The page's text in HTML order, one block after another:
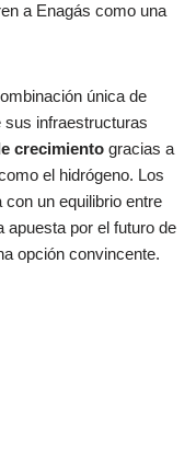
a Enagás como una
única de
infraestructuras
crecimientogracias a
el hidrógeno. Los
un equilibrio entre
apuesta por el futuro de
opción convincente.